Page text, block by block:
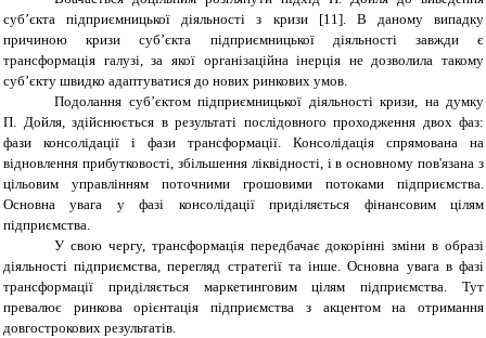
суб’єкта підприємницької діяльності з кризи [11]. В даному випадку
причиною кризи суб’єкта підприємницької діяльності завжди є
трансформація галузі, за якої організаційна інерція не дозволила такому
суб’єкту швидко адаптуватися до нових ринкових умов.
Подолання суб’єктом підприємницької діяльності кризи, на думку
П. Дойля, здійснюється в результаті послідовного проходження двох фаз:
фази консолідації і фази трансформації. Консолідація спрямована на
відновлення прибутковості, збільшення ліквідності, і в основному пов'язана з
цільовим управлінням поточними грошовими потоками підприємства.
Основна увага у фазі консолідації приділяється фінансовим цілям
підприємства.
У свою чергу, трансформація передбачає докорінні зміни в образі
діяльності підприємства, перегляд стратегії та інше. Основна увага в фазі
трансформації приділяється маркетинговим цілям підприємства. Тут
превалює ринкова орієнтація підприємства з акцентом на отримання
довгострокових результатів.